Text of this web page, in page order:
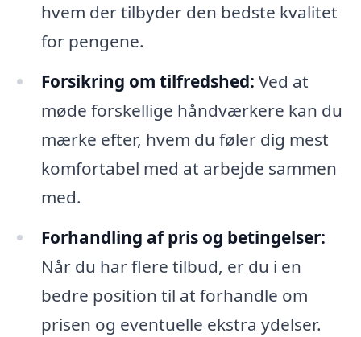
hvem der tilbyder den bedste kvalitet
for pengene.
Forsikring om tilfredshed: Ved at
møde forskellige håndværkere kan du
mærke efter, hvem du føler dig mest
komfortabel med at arbejde sammen
med.
Forhandling af pris og betingelser:
Når du har flere tilbud, er du i en
bedre position til at forhandle om
prisen og eventuelle ekstra ydelser.